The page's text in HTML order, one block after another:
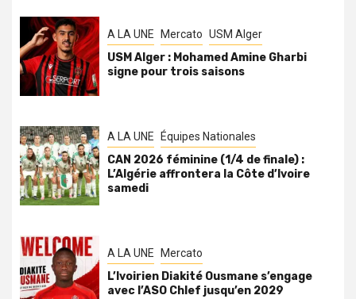
A LA UNE Mercato USM Alger
USM Alger : Mohamed Amine Gharbi
signe pour trois saisons
A LA UNE Équipes Nationales
CAN 2026 féminine (1/4 de finale) :
L’Algérie affrontera la Côte d’Ivoire
samedi
A LA UNE Mercato
L’Ivoirien Diakité Ousmane s’engage
avec l’ASO Chlef jusqu’en 2029